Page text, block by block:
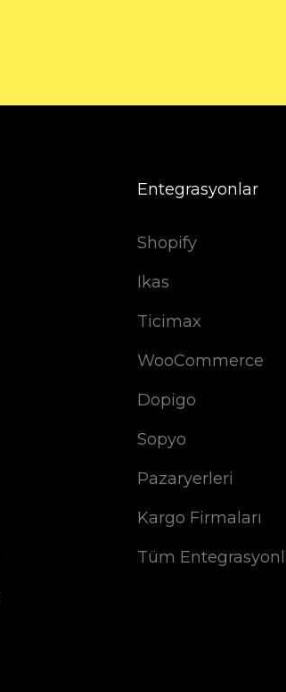
Entegrasyonlar
Shopify
Ikas
Ticimax
WooCommerce
Dopigo
Sopyo
Pazaryerleri
Kargo Firmaları
Tüm